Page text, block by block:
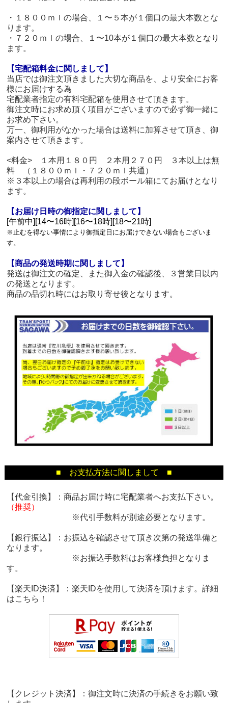
・１８００ｍｌの場合、１〜５本が１個口の最大本数とな
ります。
・７２０ｍｌの場合、１〜10本が１個口の最大本数となり
ます。
【宅配箱料金に関しまして】
当店では御注文頂きました大切な商品を、より安全にお客
様にお届けする為
宅配業者指定の有料宅配箱を使用させて頂きます。
御注文時にお求め頂く項目がございますので必ず御一緒に
お求め下さい。
万一、御利用がなかった場合は送料に加算させて頂き、御
案内させて頂きます。
<料金> １本用１８０円 ２本用２７０円 ３本以上は無
料 （１８００ｍｌ・７２０ｍｌ共通）
※３本以上の場合は再利用の段ボール箱にてお届けとなり
ます。
【お届け日時の御指定に関しまして】
[午前中][14〜16時][16〜18時][18〜21時]
※止むを得ない事情により御指定日にお届けできない場合もございま
す。
【商品の発送時期に関しまして】
発送は御注文の確定、また御入金の確認後、３営業日以内
の発送となります。
商品の品切れ時にはお取り寄せ後となります。
■ お支払方法に関しまして ■
【代金引換】：商品お届け時に宅配業者へお支払下さい。
（推奨）
※代引手数料が別途必要となります。
【銀行振込】：お振込を確認させて頂き次第の発送準備と
なります。
※お振込手数料はお客様負担となりま
す。
【楽天ID決済】：楽天IDを使用して決済を頂けます。詳細
はこちら！
【クレジット決済】：御注文時に決済の手続きをお願い致